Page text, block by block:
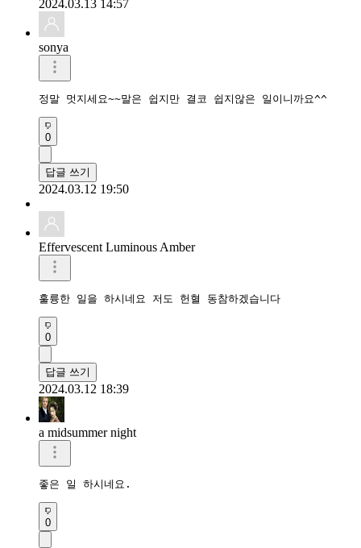
2024.03.13 14:57
sonya
정말 멋지세요~~말은 쉽지만 결코 쉽지않은 일이니까요^^
0
답글 쓰기
2024.03.12 19:50
Effervescent Luminous Amber
훌륭한 일을 하시네요 저도 헌혈 동참하겠습니다
0
답글 쓰기
2024.03.12 18:39
a midsummer night
좋은 일 하시네요.
0